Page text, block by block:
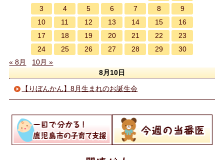
3
4 5 6 7 8
9
10
11 12 13 14 15
16
17
18 19 20 21 22
23
24
25 26 27 28 29
30
« 8月
10月 »
8月10日
【りぼんかん】8月生まれのお誕生会